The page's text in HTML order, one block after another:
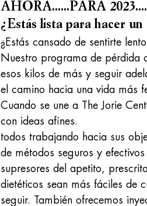
AHORA......PARA 2023....
¿Estás lista para hacer
¿Estás cansado de sentirte
Nuestro programa de pérdida
esos kilos de más y seguir
el camino hacia una vida más
Cuando se une a The Jorie
con ideas afines.
todos trabajando hacia sus
de métodos seguros y efectivos
supresores del apetito,
dietéticos sean más fáciles de
seguir. También ofrecemos